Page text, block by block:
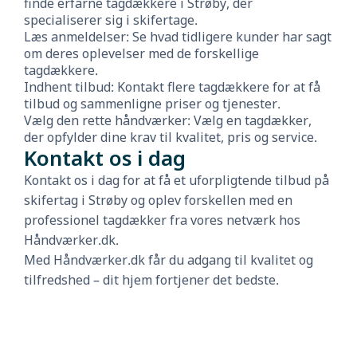
specialiserer sig i skifertage.
Læs anmeldelser: Se hvad tidligere kunder har sagt
om deres oplevelser med de forskellige
tagdækkere.
Indhent tilbud: Kontakt flere tagdækkere for at få
tilbud og sammenligne priser og tjenester.
Vælg den rette håndværker: Vælg en tagdækker,
der opfylder dine krav til kvalitet, pris og service.
Kontakt os i dag
Kontakt os i dag for at få et uforpligtende tilbud på
skifertag i Strøby og oplev forskellen med en
professionel tagdækker fra vores netværk hos
Håndværker.dk.
Med Håndværker.dk får du adgang til kvalitet og
tilfredshed – dit hjem fortjener det bedste.